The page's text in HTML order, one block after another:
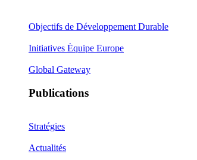
Objectifs de Développement Durable
Initiatives Équipe Europe
Global Gateway
Publications
Stratégies
Actualités